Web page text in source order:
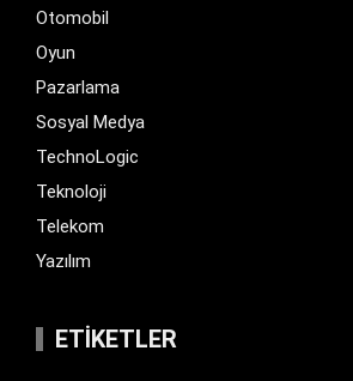
Otomobil
Oyun
Pazarlama
Sosyal Medya
TechnoLogic
Teknoloji
Telekom
Yazılım
ETIKETLER